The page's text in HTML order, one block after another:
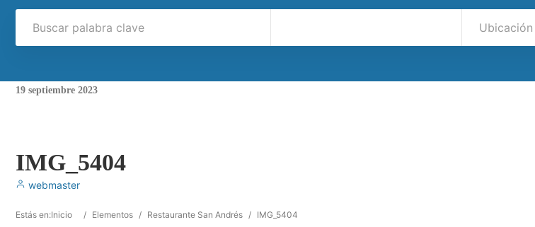
19 septiembre 2023
IMG_5404
webmaster
Estás en:Inicio / Elementos / Restaurante San Andrés / IMG_5404